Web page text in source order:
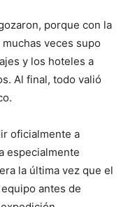
porque con la
veces supo
y los hoteles a
Al final, todo valió
oficialmente a
especialmente
la última vez que el
antes de